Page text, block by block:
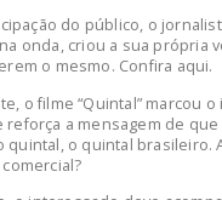
do público, o
onda, criou a sua própria
o mesmo. Confira aqui.
o filme “Quintal” marcou o
reforça a mensagem de
quintal, o quintal brasileiro.